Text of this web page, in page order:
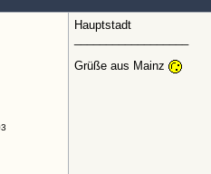
Hauptstadt
Grüße aus Mainz